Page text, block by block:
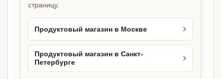
страницу.
Продуктовый магазин в Москве
Продуктовый магазин в Санкт-
Петербурге